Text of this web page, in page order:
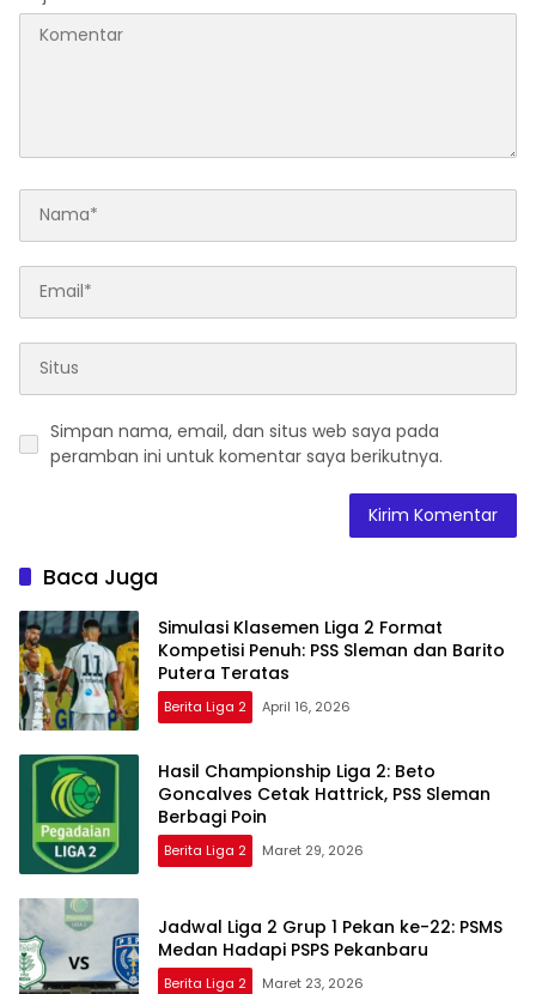
Simpan nama, email, dan situs web saya pada
peramban ini untuk komentar saya berikutnya.
Baca Juga
Simulasi Klasemen Liga 2 Format
Kompetisi Penuh: PSS Sleman dan Barito
Putera Teratas
Berita Liga 2 April 16, 2026
Hasil Championship Liga 2: Beto
Goncalves Cetak Hattrick, PSS Sleman
Berbagi Poin
Berita Liga 2 Maret 29, 2026
Jadwal Liga 2 Grup 1 Pekan ke-22: PSMS
Medan Hadapi PSPS Pekanbaru
Berita Liga 2 Maret 23, 2026